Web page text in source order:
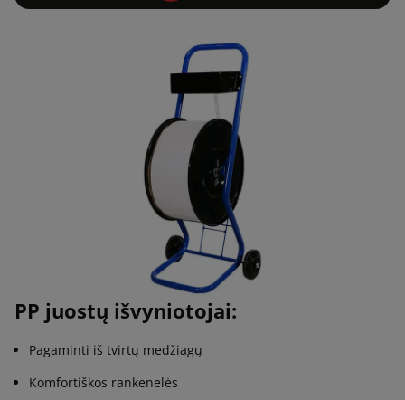
PP juostų išvyniotojai:
Pagaminti iš tvirtų medžiagų
Komfortiškos rankenelės